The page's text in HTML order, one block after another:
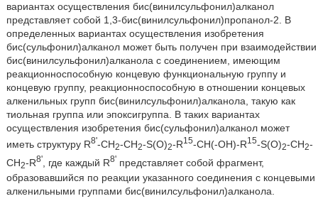
вариантах осуществления бис(винилсульфонил)алканол
представляет собой 1,3-бис(винилсульфонил)пропанол-2. В
определенных вариантах осуществления изобретения
бис(сульфонил)алканол может быть получен при взаимодействии
бис(винилсульфонил)алканола с соединением, имеющим
реакционноспособную концевую функциональную группу и
концевую группу, реакционноспособную в отношении концевых
алкенильных групп бис(винилсульфонил)алканола, такую как
тиольная группа или эпоксигруппа. В таких вариантах
осуществления изобретения бис(сульфонил)алканол может
иметь структуру R8'-CH2-CH2-S(O)2-R15-CH(-OH)-R15-S(O)2-CH2-
CH2-R8' , где каждый R8' представляет собой фрагмент,
образовавшийся по реакции указанного соединения с концевыми
алкенильными группами бис(винилсульфонил)алканола.